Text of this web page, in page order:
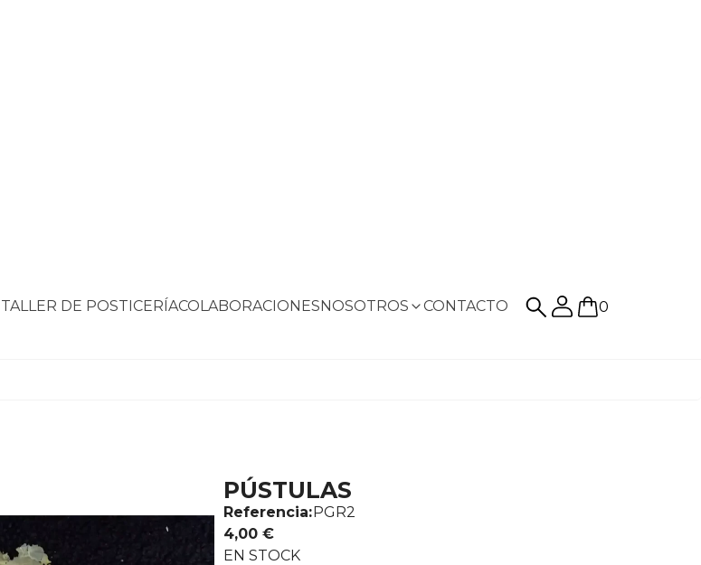
TALLER DE POSTICERÍACOLABORACIONESNOSOTROS CONTACTO 0
PÚSTULAS
Referencia:PGR2
4,00 €
EN STOCK